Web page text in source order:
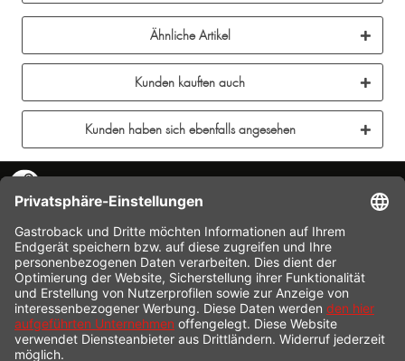
Ähnliche Artikel
Kunden kauften auch
Kunden haben sich ebenfalls angesehen
SERVICE HOTLINE
INFORMATION
SHOP SERVICE